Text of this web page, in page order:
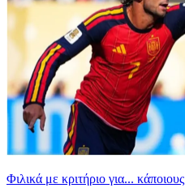
Φιλικά με κριτήριο για... κάποιους